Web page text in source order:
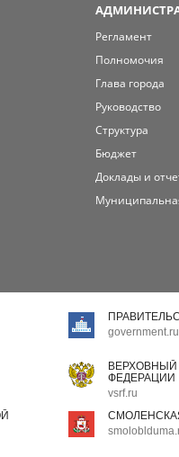
Регламент
Полномочия
Глава города
Руководство
Структура
Бюджет
Доклады и
government.ru
ФЕДЕРАЦИИ
vsrf.ru